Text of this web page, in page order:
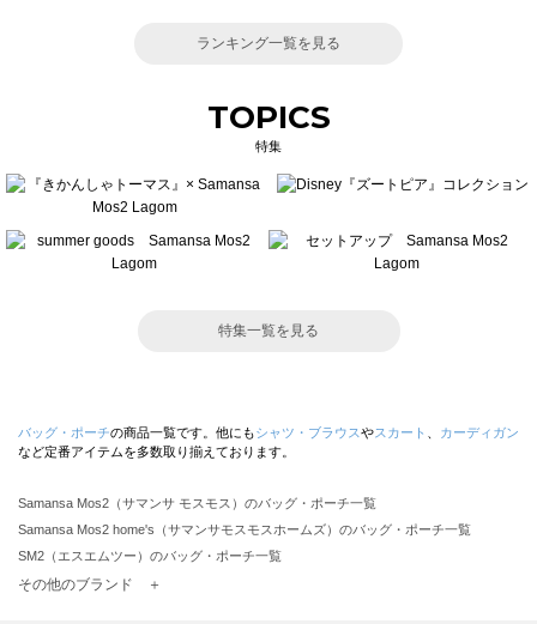
ランキング一覧を見る
TOPICS
特集
特集一覧を見る
バッグ・ポーチの商品一覧です。他にもシャツ・ブラウスやスカート
カーディガン
など定番アイテムを多数取り揃えております。
Samansa Mos2（サマンサ モスモス）のバッグ・ポーチ一覧
Samansa Mos2 home's（サマンサモスモスホームズ）のバッグ・ポーチ一覧
SM2（エスエムツー）のバッグ・ポーチ一覧
その他のブランド ＋